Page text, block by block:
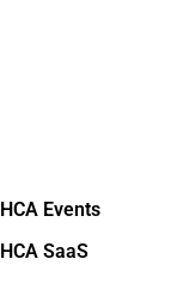
HCA Events
HCA SaaS